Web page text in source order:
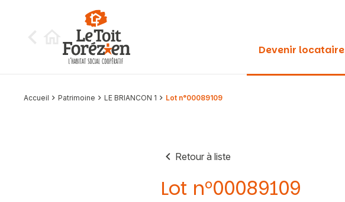
Devenir locataire
Accueil Patrimoine LE BRIANCON 1 Lot n°00089109
Retour à liste
Lot n°00089109